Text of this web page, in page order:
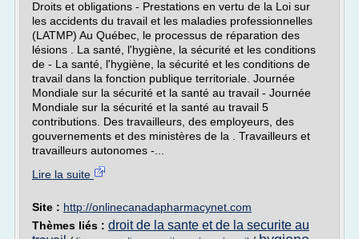
Droits et obligations - Prestations en vertu de la Loi sur
les accidents du travail et les maladies professionnelles
(LATMP) Au Québec, le processus de réparation des
lésions . La santé, l'hygiène, la sécurité et les conditions
de - La santé, l'hygiène, la sécurité et les conditions de
travail dans la fonction publique territoriale. Journée
Mondiale sur la sécurité et la santé au travail - Journée
Mondiale sur la sécurité et la santé au travail 5
contributions. Des travailleurs, des employeurs, des
gouvernements et des ministères de la . Travailleurs et
travailleurs autonomes -...
Lire la suite
Site : http://onlinecanadapharmacynet.com
Thèmes liés : droit de la sante et de la securite au